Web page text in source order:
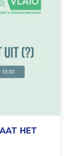
HET